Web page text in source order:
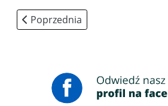
Poprzednia strona: Jadłospis
Poprzednia